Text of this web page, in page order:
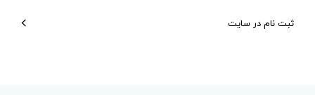
ثبت نام در سایت